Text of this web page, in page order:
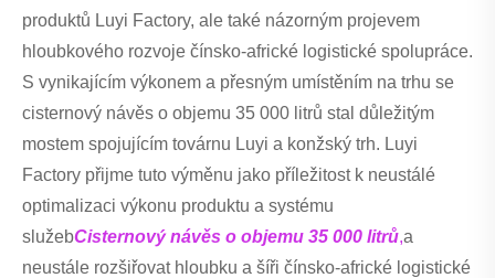
produktů Luyi Factory, ale také názorným projevem
hloubkového rozvoje čínsko-africké logistické spolupráce.
S vynikajícím výkonem a přesným umístěním na trhu se
cisternový návěs o objemu 35 000 litrů stal důležitým
mostem spojujícím továrnu Luyi a konžský trh. Luyi
Factory přijme tuto výměnu jako příležitost k neustálé
optimalizaci výkonu produktu a systému
služebCisternový návěs o objemu 35 000 litrů,a
neustále rozšiřovat hloubku a šíři čínsko-africké logistické